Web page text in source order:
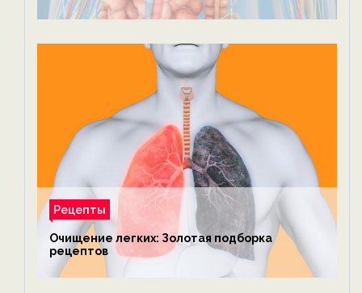
Рецепты
Очищение легких: Золотая подборка
рецептов